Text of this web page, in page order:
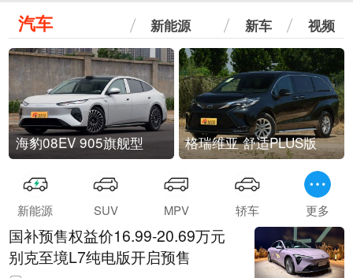
汽车 新能源 新车 视频
海豹08EV 905旗舰型 格瑞维亚 舒适PLUS版
新能源 SUV MPV 轿车 更多
国补预售权益价16.99-20.69万元
别克至境L7纯电版开启预售